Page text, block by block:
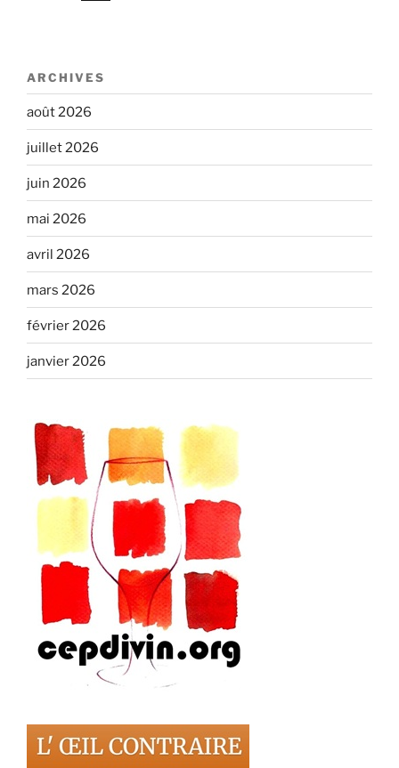
ARCHIVES
août 2026
juillet 2026
juin 2026
mai 2026
avril 2026
mars 2026
février 2026
janvier 2026